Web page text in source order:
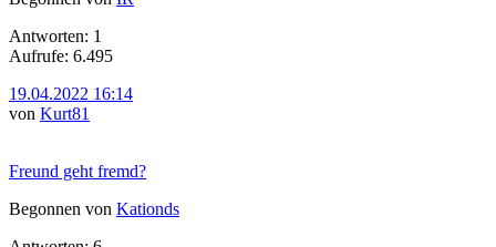
Antworten: 1
Aufrufe: 6.495
19.04.2022 16:14
von Kurt81
Freund geht fremd?
Begonnen von Kationds